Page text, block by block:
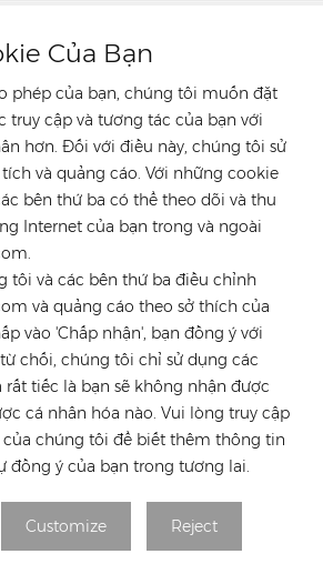
Của Bạn
phép của bạn, chúng tôi muốn đặt
truy cập và tương tác của bạn với
hơn. Đối với điều này, chúng tôi sử
và quảng cáo. Với những cookie
bên thứ ba có thể theo dõi và thu
Internet của bạn trong và ngoài
tôi và các bên thứ ba điều chỉnh
và quảng cáo theo sở thích của
vào 'Chấp nhận', bạn đồng ý với
chối, chúng tôi chỉ sử dụng các
tiếc là bạn sẽ không nhận được
cá nhân hóa nào. Vui lòng truy cập
của chúng tôi để biết thêm thông tin
đồng ý của bạn trong tương lai.
Customize Reject
GIA CỦA CHÚNG TÔI
55258880
:Industriestraße 40,
Deutschland
Kong